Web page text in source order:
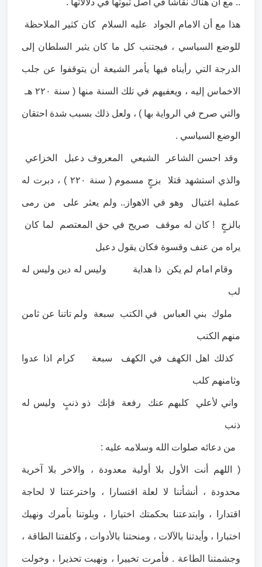
.. مع أن هناك نقاشا في أصل ثبوتها في دلالاتها .
هذا مع أن الامام الجواد عليه السلام كان كثير الملاحظة
للوضع السياسي ، فيجتنب كل ما كان يثير السلطان إلى
الدرجة التي رأيناه فيها يأمر الشيعة أن يتوقفوا عن جلب
الاخماس إليه ، ويعفيهم في تلك السنة منها ( سنة ٢٢٠ هـ
والتي صرح في الرواية بها ) ، ولعل ذلك بسبب شدة احتقان
الوضع السياسي .
وقد احسن الشاعر الشيعي المعروف دعبل الخزاعي
والذي استشهد قتلا بزجٍ مسموم ( سنة ٢٢٠ ) ، دبرت له
عملية اغتيال وهو في الاهواز.. ولم يعثر على من رمى
بالزجٍ ! كان له موقف صريح في حق المعتصم لما كان
يراه من عنف وقسوة فكان يقول دعبل
وقام امام لم يكن ذا هداية وليس له دين وليس له
لب
ملوك بني العباس في الكتب سبعة ولم تاتنا عن ثامن
منهم الكتب
كذلك اهل الكهف في الكهف سبعة كرام اذا عدوا
وثامنهم كلب
واني لأعلي كلبهم عنك رفعة فإنك ذو ذنبٍ وليس له
ذنب
من دعائه صلوات الله وسلامه عليه :
( اللهم أنت الأول بلا أولية معدودة ، والاخر بلا آخرية
محدودة ، أنشأتنا لا لعلة اقتسارا ، واخترعتنا لا لحاجة
اقتدارا ، وابتدعتنا بحكمتك اختيارا ، وبلوتنا بأمرك ونهيك
اختبارا ، وأيدتنا بالآلات ، ومنحتنا بالأدوات ، وكلفتنا الطاقة ،
وجشمتنا الطاعة . فأمرت تخييرا ، ونهيت تحذيرا ، وخولت